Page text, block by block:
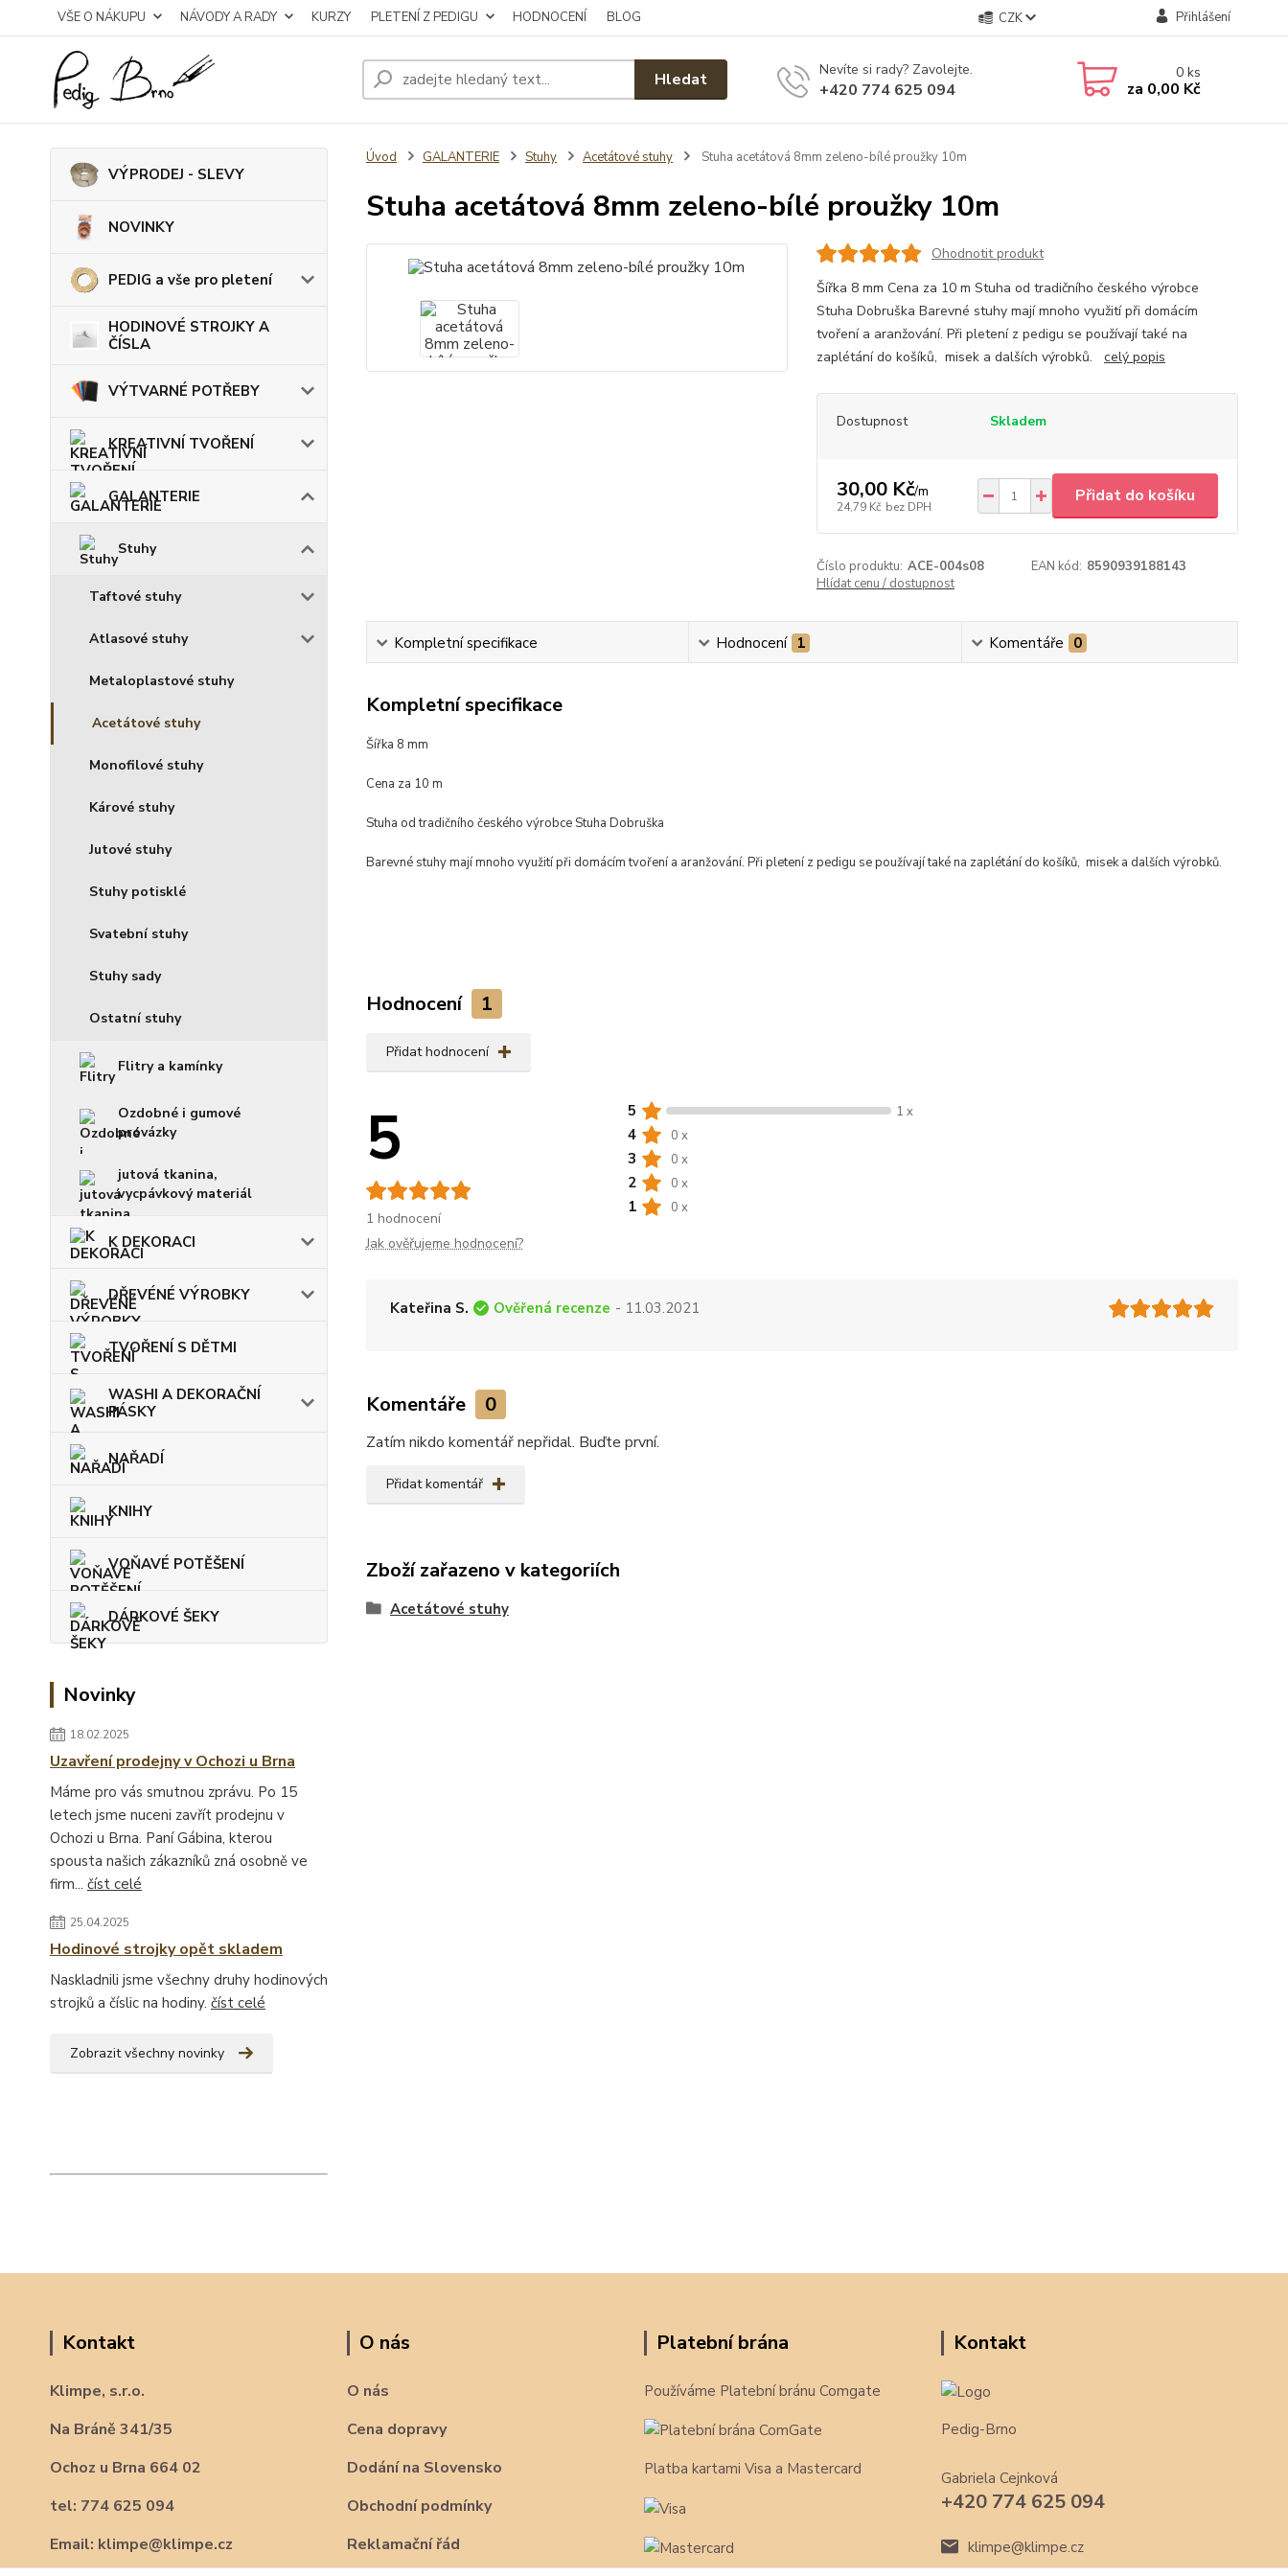
VŠE O NÁKUPU NÁVODY A RADY KURZY PLETENÍ Z PEDIGU HODNOCENÍ BLOG CZK Přihlášení
Hledat Nevíte si rady? Zavolejte.
+420 774 625 094
0ks
za 0,00 Kč
VÝPRODEJ - SLEVY
NOVINKY
PEDIG a vše pro pletení
HODINOVÉ STROJKY A
ČÍSLA
VÝTVARNÉ POTŘEBY
KREATIVNÍ TVOŘENÍ
GALANTERIE
Stuhy
Taftové stuhy
Atlasové stuhy
Metaloplastové stuhy
Acetátové stuhy
Monofilové stuhy
Kárové stuhy
Jutové stuhy
Stuhy potisklé
Svatební stuhy
Stuhy sady
Ostatní stuhy
Flitry a kamínky
Ozdobné i gumové
provázky
jutová tkanina,
vycpávkový materiál
K DEKORACI
DŘEVÉNÉ VÝROBKY
TVOŘENÍ S DĚTMI
WASHI A DEKORAČNÍ
PÁSKY
NAŘADÍ
KNIHY
VOŇAVÉ POTĚŠENÍ
DÁRKOVÉ ŠEKY
Novinky
18.02.2025
Uzavření prodejny v Ochozi u Brna
Máme pro vás smutnou zprávu. Po 15
letech jsme nuceni zavřít prodejnu v
Ochozi u Brna. Paní Gábina, kterou
spousta našich zákazníků zná osobně ve
firm... číst celé
25.04.2025
Hodinové strojky opět skladem
Naskladnili jsme všechny druhy hodinových
strojků a číslic na hodiny. číst celé
Zobrazit všechny novinky
Úvod GALANTERIE Stuhy Acetátové stuhy Stuha acetátová 8mm zeleno-bílé proužky 10m
Stuha acetátová 8mm zeleno-bílé proužky 10m
Ohodnotit produkt
Šířka 8 mm Cena za 10 m Stuha od tradičního českého výrobce
Stuha Dobruška Barevné stuhy mají mnoho využití při domácím
tvoření a aranžování. Při pletení z pedigu se používají také na
zaplétání do košíků, misek a dalších výrobků. celý popis
Dostupnost Skladem
30,00 Kč/m
24,79 Kč bez DPH
Přidat do košíku
Číslo produktu: ACE-004s08 EAN kód: 8590939188143
Hlídat cenu / dostupnost
Kompletní specifikace Hodnocení 1 Komentáře 0
Kompletní specifikace
Šířka 8 mm
Cena za 10 m
Stuha od tradičního českého výrobce Stuha Dobruška
Barevné stuhy mají mnoho využití při domácím tvoření a aranžování. Při pletení z pedigu se používají také na zaplétání do košíků, misek a dalších výrobků.
Hodnocení 1
Přidat hodnocení
5
1 hodnocení
Jak ověřujeme hodnocení?
5 1 x
4 0 x
3 0 x
2 0 x
1 0 x
Kateřina S. Ověřená recenze - 11.03.2021
Komentáře 0
Zatím nikdo komentář nepřidal. Buďte první.
Přidat komentář
Zboží zařazeno v kategoriích
Acetátové stuhy
Kontakt
Klimpe, s.r.o.
Na Bráně 341/35
Ochoz u Brna 664 02
tel: 774 625 094
Email: klimpe@klimpe.cz
O nás
O nás
Cena dopravy
Dodání na Slovensko
Obchodní podmínky
Reklamační řád
Platební brána
Používáme Platební bránu Comgate
Platba kartami Visa a Mastercard
Kontakt
Pedig-Brno
Gabriela Cejnková
+420 774 625 094
klimpe@klimpe.cz